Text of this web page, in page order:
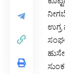
ಉಗ್ರ